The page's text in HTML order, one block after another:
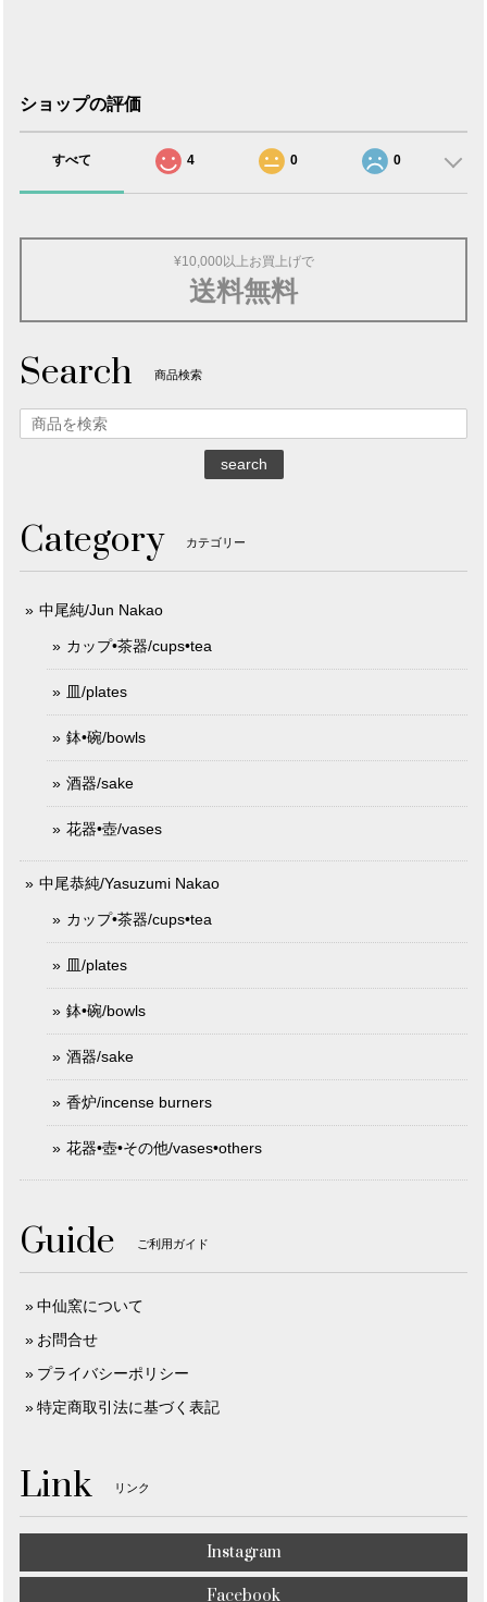
ショップの評価
すべて 4 0 0
¥10,000以上お買上げで
送料無料
Search 商品検索
search
Category カテゴリー
中尾純/Jun Nakao
カップ•茶器/cups•tea
皿/plates
鉢•碗/bowls
酒器/sake
花器•壺/vases
中尾恭純/Yasuzumi Nakao
カップ•茶器/cups•tea
皿/plates
鉢•碗/bowls
酒器/sake
香炉/incense burners
花器•壺•その他/vases•others
Guide ご利用ガイド
中仙窯について
お問合せ
プライバシーポリシー
特定商取引法に基づく表記
Link リンク
Instagram
Facebook